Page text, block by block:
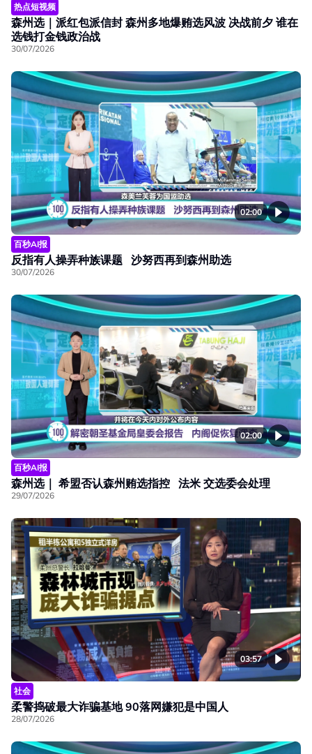
热点短视频
森州选｜派红包派信封 森州多地爆贿选风波 决战前夕 谁在
选钱打金钱政治战
30/07/2026
02:00
百秒AI报
反指有人操弄种族课题 沙努西再到森州助选
30/07/2026
02:00
百秒AI报
森州选｜ 希盟否认森州贿选指控 法米 交选委会处理
29/07/2026
03:57
社会
柔警捣破最大诈骗基地 90落网嫌犯是中国人
28/07/2026